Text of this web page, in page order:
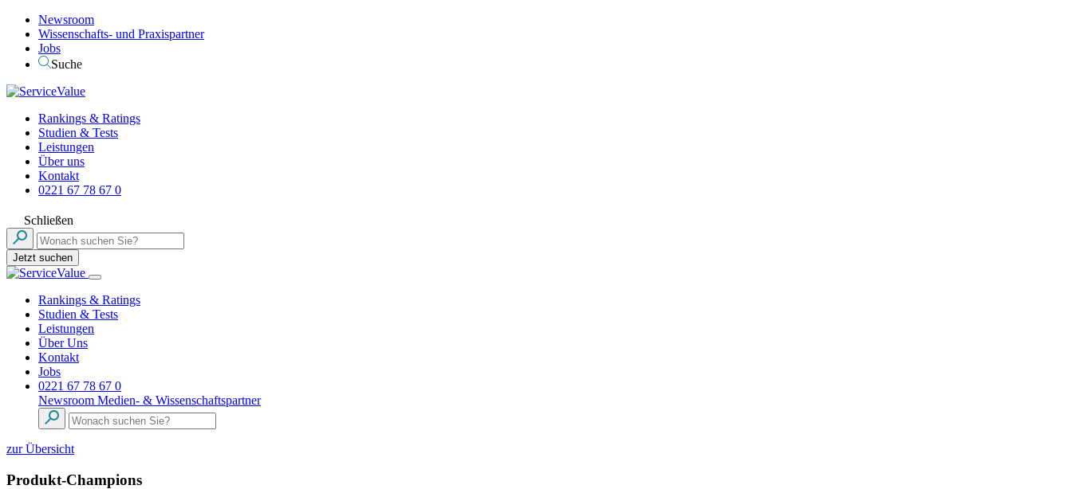
Newsroom
Wissenschafts- und Praxispartner
Jobs
Suche
Rankings & Ratings
Studien & Tests
Leistungen
Über uns
Kontakt
0221 67 78 67 0
Schließen
Jetzt suchen
Rankings & Ratings
Studien & Tests
Leistungen
Über Uns
Kontakt
Jobs
0221 67 78 67 0
Newsroom Medien- & Wissenschaftspartner
zur Übersicht
Produkt-Champions